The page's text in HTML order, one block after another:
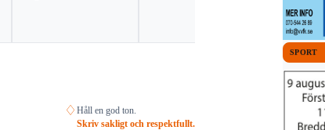
♢ Håll en god ton.
Skriv sakligt och respektfullt.
SPORT